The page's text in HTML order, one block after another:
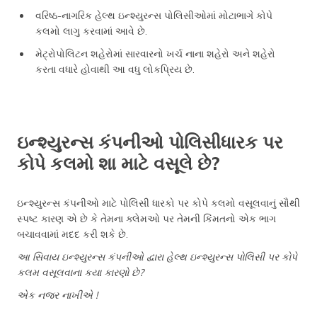
વરિષ્ઠ-નાગરિક હેલ્થ ઇન્શ્યુરન્સ પોલિસીઓમાં મોટાભાગે કોપે
કલમો લાગુ કરવામાં આવે છે.
મેટ્રોપોલિટન શહેરોમાં સારવારનો ખર્ચ નાના શહેરો અને શહેરો
કરતા વધારે હોવાથી આ વધુ લોકપ્રિય છે.
ઇન્શ્યુરન્સ કંપનીઓ પોલિસીધારક પર
કોપે કલમો શા માટે વસૂલે છે?
ઇન્શ્યુરન્સ કંપનીઓ માટે પોલિસી ધારકો પર કોપે કલમો વસૂલવાનું સૌથી
સ્પષ્ટ કારણ એ છે કે તેમના ક્લેમઓ પર તેમની કિંમતનો એક ભાગ
બચાવવામાં મદદ કરી શકે છે.
આ સિવાય ઇન્શ્યુરન્સ કંપનીઓ દ્વારા હેલ્થ ઇન્શ્યુરન્સ પોલિસી પર કોપે
કલમ વસૂલવાના કયા કારણો છે?
એક નજર નાખીએ !